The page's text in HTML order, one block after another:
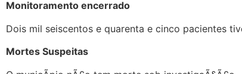
Monitoramento encerrado
Dois mil seiscentos e quarenta e cinco pacientes
Mortes Suspeitas